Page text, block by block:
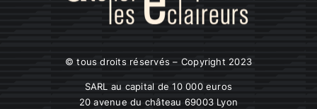
© tous droits réservés – Copyright 2023
SARL au capital de 10 000 euros
20 avenue du château 69003 Lyon